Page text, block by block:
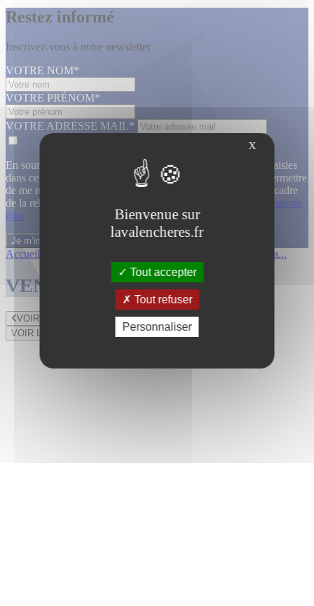
Restez informé
Inscrivez-vous à notre newsletter
VOTRE NOM*
VOTRE PRÉNOM*
VOTRE ADRESSE MAIL*
En soumettant ce formulaire, j’accepte que les informations saisies
dans ce formulaire soient utilisées, exploitées, traitées pour permettre
de me recontacter, pour m’envoyer des informations, dans le cadre
de la relation commerciale qui découle de cette demande.
En savoir
plus
Accueil Affiches cinema...
VENTES TERMINÉES
VOIR LE LOT PRÉCÉDENT
VOIR LE LOT SUIVANT
X
Bienvenue sur
lavalencheres.fr
Tout accepter
Tout refuser
Personnaliser